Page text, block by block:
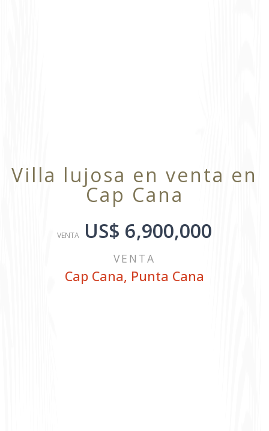
Villa lujosa en venta en
Cap Cana
VENTA US$ 6,900,000
VENTA
Cap Cana, Punta Cana